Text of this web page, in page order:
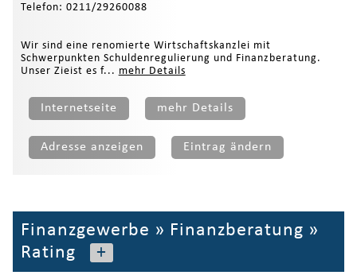
Telefon: 0211/29260088
Wir sind eine renomierte Wirtschaftskanzlei mit
Schwerpunkten Schuldenregulierung und Finanzberatung.
Unser Zieist es f... mehr Details
Internetseite mehr Details
Adresse anzeigen Eintrag ändern
Finanzgewerbe » Finanzberatung »
Rating
+